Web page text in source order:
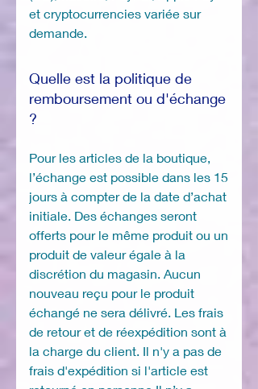
et cryptocurrencies variée sur
demande.
Quelle est la politique de
remboursement ou d'échange
?
Pour les articles de la boutique,
l’échange est possible dans les 15
jours à compter de la date d’achat
initiale. Des échanges seront
offerts pour le même produit ou un
produit de valeur égale à la
discrétion du magasin. Aucun
nouveau reçu pour le produit
échangé ne sera délivré. Les frais
de retour et de réexpédition sont à
la charge du client. Il n'y a pas de
frais d'expédition si l'article est